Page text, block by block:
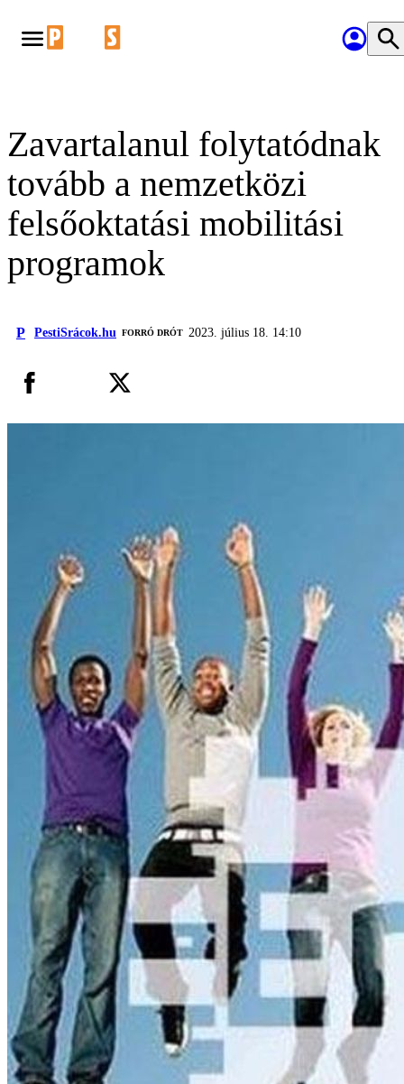
Zavartalanul folytatódnak
tovább a nemzetközi
felsőoktatási mobilitási
programok
P PestiSrácok.hu FORRÓ DRÓT 2023. július 18. 14:10